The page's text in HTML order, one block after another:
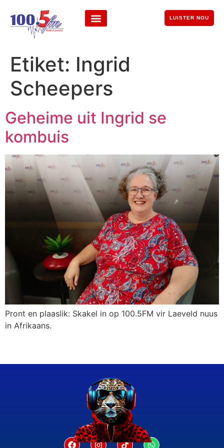
LUISTER NOU
Etiket: Ingrid
Scheepers
Geheime uit Ingrid se
kombuis
Pront en plaaslik: Skakel in op 100.5FM vir Laeveld nuus
in Afrikaans.